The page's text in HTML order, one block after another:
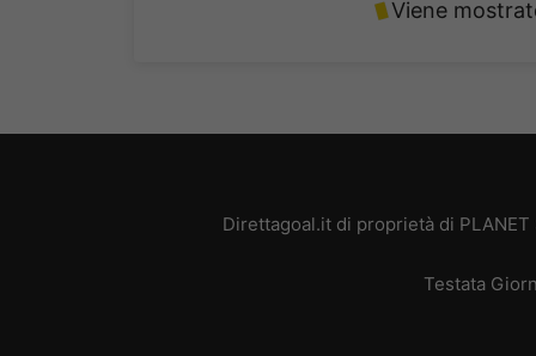
Viene
Direttagoal.it di proprietà di PLANET
Testata